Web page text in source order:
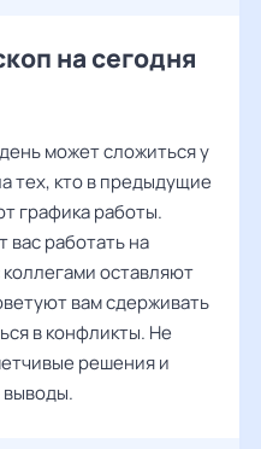
на сегодня
может сложиться у
тех, кто в предыдущие
графика работы.
вас работать на
оставляют
вам сдерживать
в конфликты. Не
решения и